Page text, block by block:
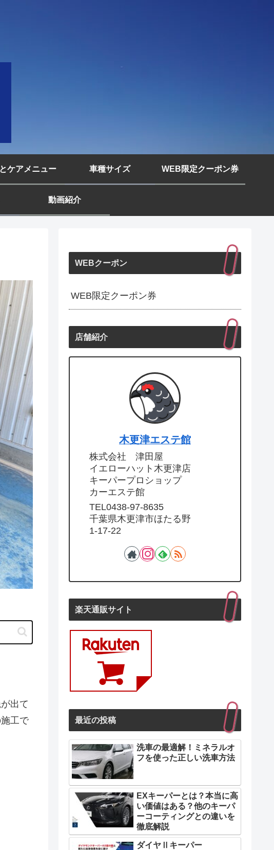
ケアメニュー 車種サイズ WEB限定クーポン券
動画紹介
出て
工で
WEBクーポン
WEB限定クーポン券
店舗紹介
木更津エステ館
株式会社 津田屋
イエローハット木更津店
キーパープロショップ
カーエステ館
TEL0438-97-8635
千葉県木更津市ほたる野
1-17-22
楽天通販サイト
最近の投稿
洗車の最適解！ミネラルオ
フを使った正しい洗車方法
EXキーパーとは？本当に高
い価値はある？他のキーパ
ーコーティングとの違いを
徹底解説
ダイヤⅡキーパー